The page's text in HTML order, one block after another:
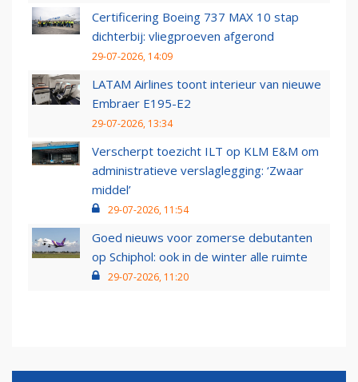
Certificering Boeing 737 MAX 10 stap
dichterbij: vliegproeven afgerond
29-07-2026, 14:09
LATAM Airlines toont interieur van nieuwe
Embraer E195-E2
29-07-2026, 13:34
Verscherpt toezicht ILT op KLM E&M om
administratieve verslaglegging: ‘Zwaar
middel’
29-07-2026, 11:54
Goed nieuws voor zomerse debutanten
op Schiphol: ook in de winter alle ruimte
29-07-2026, 11:20